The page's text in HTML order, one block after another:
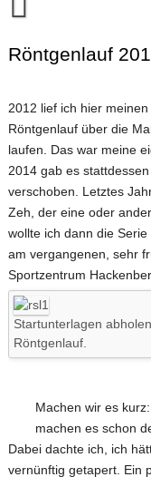
Kontakt
Röntgenlauf
2012 lief ich hier
Röntgenlauf über die
laufen. Das war meine
2014 gab es
verschoben. Letztes
Zeh, der eine oder
wollte ich dann die
am vergangenen, sehr
Sportzentrum
Startunterlagen
Röntgenlauf.
Machen wir es
machen es schon
Dabei dachte ich, ich
vernünftig getapert. Ein